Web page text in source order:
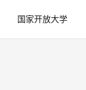
国家开放大学